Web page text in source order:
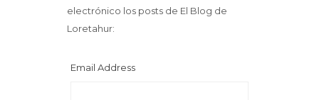
electrónico los posts de El Blog de
Loretahur:
Email Address